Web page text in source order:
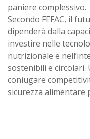
paniere complessivo.
Secondo FEFAC, il
dipenderà dalla
investire nelle
nutrizionale e
sostenibili e circolari.
coniugare
sicurezza alimentare